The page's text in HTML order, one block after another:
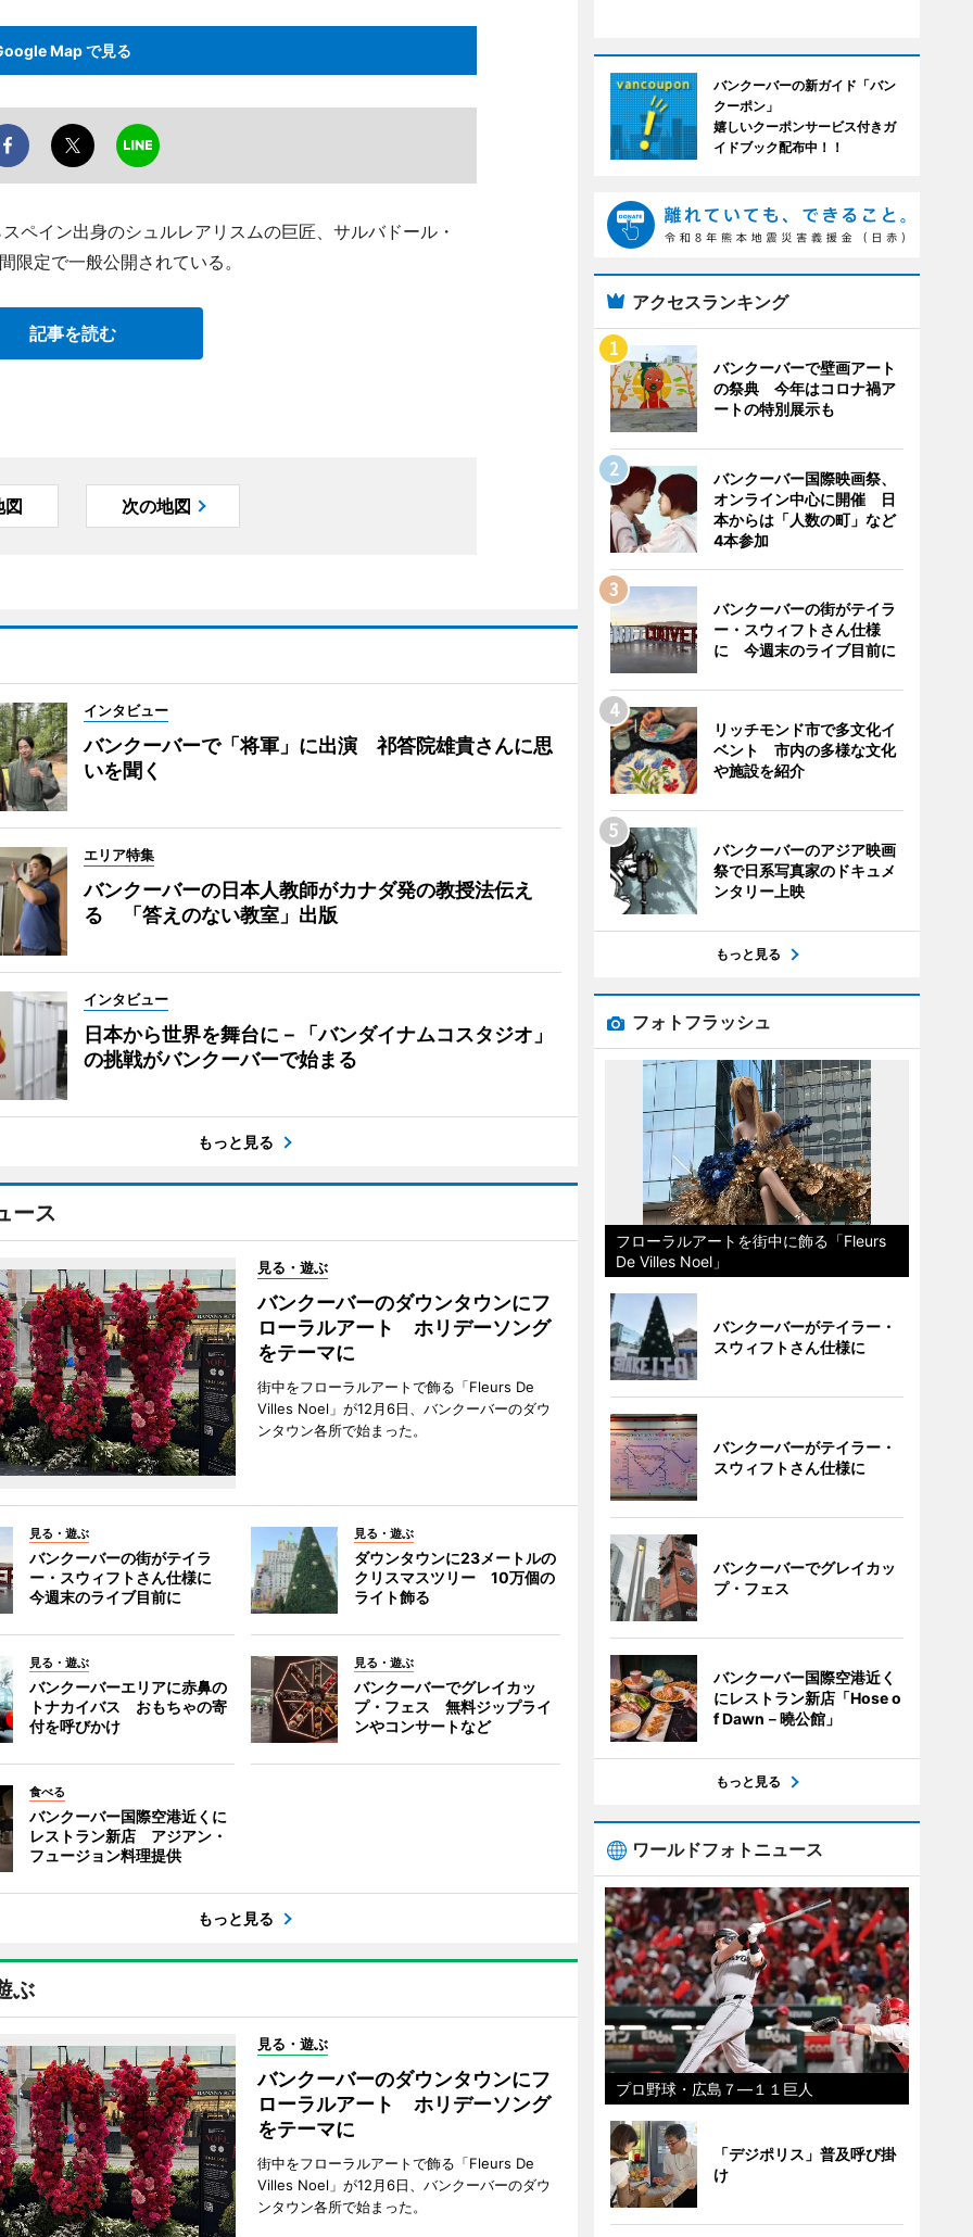
Map で見る
ペイン出身のシュルレアリスムの巨匠、サルバドール・
限定で一般公開されている。
記事を読む
図 次の地図
インタビュー
バンクーバーで「将軍」に出演 祁答院雄貴さんに思
いを聞く
エリア特集
バンクーバーの日本人教師がカナダ発の教授法伝え
る 「答えのない教室」出版
インタビュー
日本から世界を舞台に－「バンダイナムコスタジオ」
の挑戦がバンクーバーで始まる
もっと見る
ース
見る・遊ぶ
バンクーバーのダウンタウンにフ
ローラルアート ホリデーソング
をテーマに
街中をフローラルアートで飾る「Fleurs De
Villes Noel」が12月6日、バンクーバーのダウ
ンタウン各所で始まった。
見る・遊ぶ
バンクーバーの街がテイラ
ー・スウィフトさん仕様に
今週末のライブ目前に
見る・遊ぶ
ダウンタウンに23メートルの
クリスマスツリー 10万個の
ライト飾る
見る・遊ぶ
バンクーバーエリアに赤鼻の
トナカイバス おもちゃの寄
付を呼びかけ
見る・遊ぶ
バンクーバーでグレイカッ
プ・フェス 無料ジップライ
ンやコンサートなど
食べる
バンクーバー国際空港近くに
レストラン新店 アジアン・
フュージョン料理提供
もっと見る
ぶ
見る・遊ぶ
バンクーバーのダウンタウンにフ
ローラルアート ホリデーソング
をテーマに
街中をフローラルアートで飾る「Fleurs De
Villes Noel」が12月6日、バンクーバーのダウ
ンタウン各所で始まった。
バンクーバーの新ガイド「バン
クーポン」
嬉しいクーポンサービス付きガ
イドブック配布中！！
アクセスランキング
バンクーバーで壁画アート
の祭典 今年はコロナ禍ア
ートの特別展示も
バンクーバー国際映画祭、
オンライン中心に開催 日
本からは「人数の町」など
4本参加
バンクーバーの街がテイラ
ー・スウィフトさん仕様
に 今週末のライブ目前に
リッチモンド市で多文化イ
ベント 市内の多様な文化
や施設を紹介
バンクーバーのアジア映画
祭で日系写真家のドキュメ
ンタリー上映
もっと見る
フォトフラッシュ
フローラルアートを街中に飾る「Fleurs
De Villes Noel」
バンクーバーがテイラー・
スウィフトさん仕様に
バンクーバーがテイラー・
スウィフトさん仕様に
バンクーバーでグレイカッ
プ・フェス
バンクーバー国際空港近く
にレストラン新店「Hose o
f Dawn－曉公館」
もっと見る
ワールドフォトニュース
プロ野球・広島７―１１巨人
「デジポリス」普及呼び掛
け